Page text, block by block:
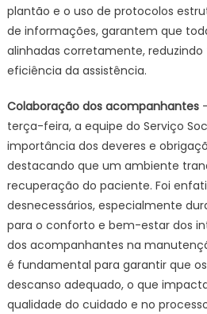
plantão e o uso de protocolos
de informações, garantem que
alinhadas corretamente,
eficiência da assistência.
Colaboração dos acompanhantes
terça-feira, a equipe do Serviço
importância dos deveres e
destacando que um ambiente
recuperação do paciente. Foi
desnecessários, especialmente
para o conforto e bem-estar dos
dos acompanhantes na
é fundamental para garantir que
descanso adequado, o que
qualidade do cuidado e no